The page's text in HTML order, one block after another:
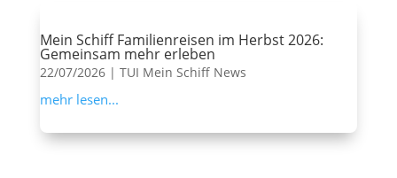
Mein Schiff Familienreisen im Herbst 2026:
Gemeinsam mehr erleben
22/07/2026| TUI Mein Schiff News
mehr lesen...